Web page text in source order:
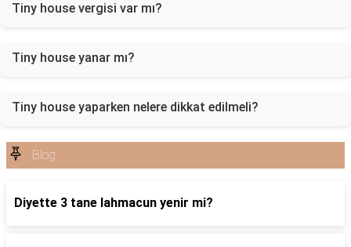
Tiny house vergisi var mı?
Tiny house yanar mı?
Tiny house yaparken nelere dikkat edilmeli?
Blog
Diyette 3 tane lahmacun yenir mi?